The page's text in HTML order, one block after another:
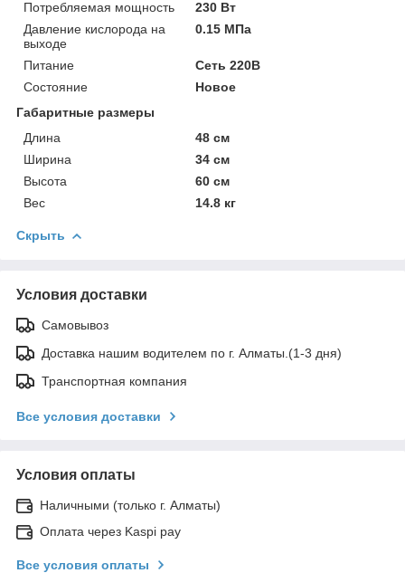
Потребляемая мощность
230 Вт
Давление кислорода на
выходе
0.15 МПа
Питание
Сеть 220В
Состояние
Новое
Габаритные размеры
Длина
48 см
Ширина
34 см
Высота
60 см
Вес
14.8 кг
Скрыть
Условия доставки
Самовывоз
Доставка нашим водителем по г. Алматы.(1-3 дня)
Транспортная компания
Все условия доставки
Условия оплаты
Наличными (только г. Алматы)
Оплата через Kaspi pay
Все условия оплаты